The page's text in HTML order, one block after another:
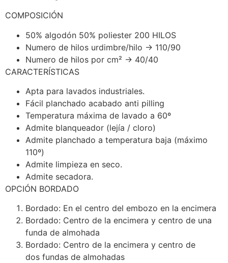
COMPOSICIÓN
50% algodón 50% poliester 200 HILOS
Numero de hilos urdimbre/hilo → 110/90
Numero de hilos por cm² → 40/40
CARACTERÍSTICAS
Apta para lavados industriales.
Fácil planchado acabado anti pilling
Temperatura máxima de lavado a 60º
Admite blanqueador (lejía / cloro)
Admite planchado a temperatura baja (máximo
110º)
Admite limpieza en seco.
Admite secadora.
OPCIÓN BORDADO
Bordado: En el centro del embozo en la encimera
Bordado: Centro de la encimera y centro de una
funda de almohada
Bordado: Centro de la encimera y centro de
dos fundas de almohadas